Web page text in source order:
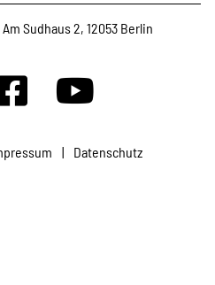
Sudhaus 2, 12053 Berlin
| Datenschutz